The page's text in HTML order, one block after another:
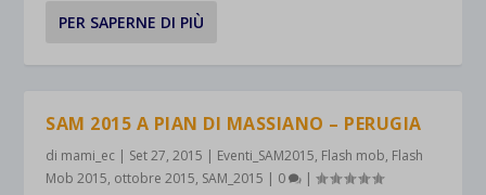
PER SAPERNE DI PIÙ
SAM 2015 A PIAN DI MASSIANO – PERUGIA
di mami_ec | Set 27, 2015 | Eventi_SAM2015, Flash mob, Flash
Mob 2015, ottobre 2015, SAM_2015 | 0 |